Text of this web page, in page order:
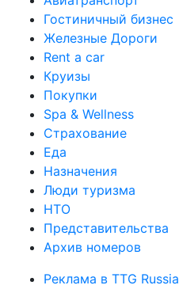
Гостиничный бизнес
Железные Дороги
Rent a car
Круизы
Покупки
Spa & Wellness
Страхование
Еда
Назначения
Люди туризма
НТО
Представительства
Архив номеров
Реклама в TTG Russia